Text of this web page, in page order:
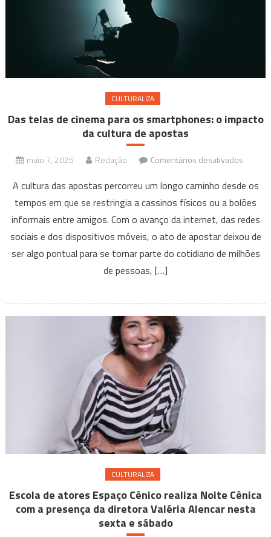
CULTURALIZA
Das telas de cinema para os smartphones: o impacto
da cultura de apostas
maio 7, 2025 Redação Comentários desativados
telas
de
cinema
para
os
A cultura das apostas percorreu um longo caminho desde os
tempos em que se restringia a cassinos físicos ou a bolões
informais entre amigos. Com o avanço da internet, das redes
sociais e dos dispositivos móveis, o ato de apostar deixou de
ser algo pontual para se tornar parte do cotidiano de milhões
de pessoas, […]
CULTURALIZA
Escola de atores Espaço Cênico realiza Noite Cênica
com a presença da diretora Valéria Alencar nesta
sexta e sábado